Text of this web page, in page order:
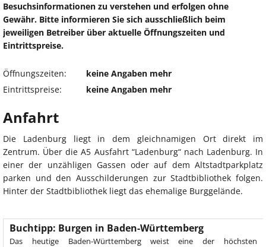
Besuchsinformationen zu verstehen und erfolgen ohne
Gewähr. Bitte informieren Sie sich ausschließlich beim
jeweiligen Betreiber über aktuelle Öffnungszeiten und
Eintrittspreise.
Öffnungszeiten:
keine Angaben mehr
Eintrittspreise:
keine Angaben mehr
Anfahrt
Die Ladenburg liegt in dem gleichnamigen Ort direkt im
Zentrum. Über die A5 Ausfahrt “Ladenburg“ nach Ladenburg. In
einer der unzähligen Gassen oder auf dem Altstadtparkplatz
parken und den Ausschilderungen zur Stadtbibliothek folgen.
Hinter der Stadtbibliothek liegt das ehemalige Burggelände.
Buchtipp: Burgen in Baden-Württemberg
Das heutige Baden-Württemberg weist eine der höchsten